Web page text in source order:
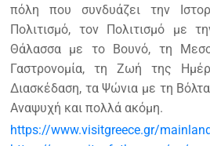
πόλη που συνδυάζει την
Πολιτισμό, τον Πολιτισμό με
Θάλασσα με το Βουνό, τη
Γαστρονομία, τη Ζωή της
Διασκέδαση, τα Ψώνια με τη
Αναψυχή και πολλά ακόμη.
https://www.visitgreece.gr/